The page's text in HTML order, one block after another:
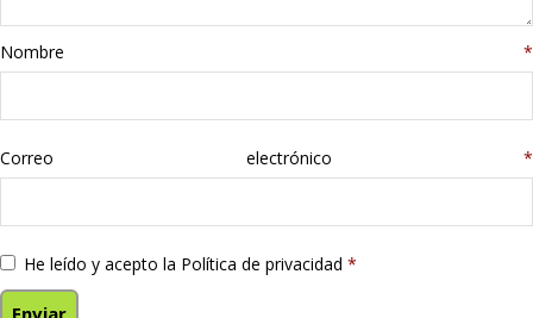
libros
Nombre *
Correo electrónico *
He leído y acepto la Política de privacidad *